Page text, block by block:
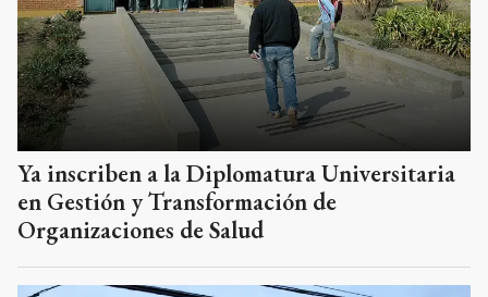
Ya inscriben a la Diplomatura Universitaria
en Gestión y Transformación de
Organizaciones de Salud